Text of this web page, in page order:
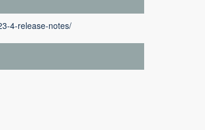
4-release-notes/